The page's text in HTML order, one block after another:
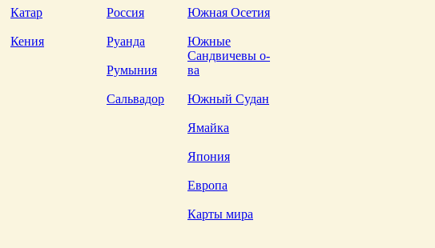
Катар
Кения
Россия
Руанда
Румыния
Сальвадор
Южная Осетия
Южные
Сандвичевы о-
ва
Южный Судан
Ямайка
Япония
Европа
Карты мира